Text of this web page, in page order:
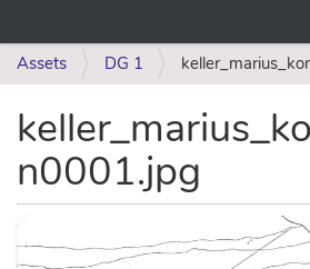
Assets DG 1
n0001.jpg